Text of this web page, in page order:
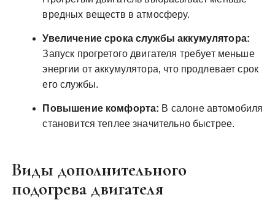
вредных веществ в атмосферу.
Увеличение срока службы аккумулятора:
Запуск прогретого двигателя требует меньше
энергии от аккумулятора‚ что продлевает срок
его службы.
Повышение комфорта: В салоне автомобиля
становится теплее значительно быстрее.
Виды дополнительного
подогрева двигателя